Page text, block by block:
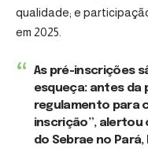
qualidade; e
em 2025.
As pré-inscrições
esqueça: antes da
regulamento para
inscrição”,
do Sebrae no Pará,